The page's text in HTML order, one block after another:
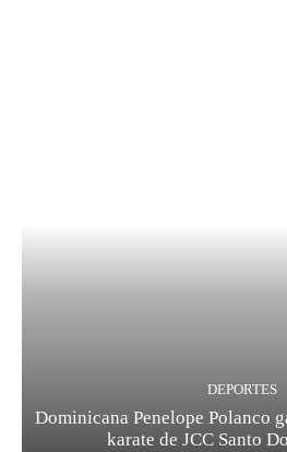
DEPORTES
Dominicana Penelope Polanco
karate de JCC Santo